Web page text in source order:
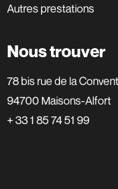
Autres prestations
Nous trouver
78 bis rue de la
94700 Maisons-Alfort
+ 33 1 85 74 51 99